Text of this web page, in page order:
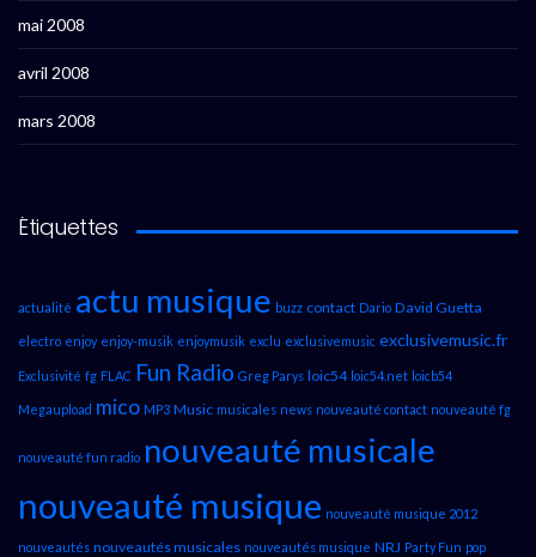
mai 2008
avril 2008
mars 2008
Étiquettes
actualité actu musique buzz contact Dario David Guetta
electro enjoy enjoy-musik enjoymusik exclu exclusivemusic exclusivemusic.fr
Exclusivité fg FLAC Fun Radio Greg Parys loic54 loic54.net loicb54
Megaupload mico MP3 Music musicales news nouveauté contact nouveauté fg
nouveauté fun radio nouveauté musicale
nouveauté musique nouveauté musique 2012
nouveautés nouveautés musicales nouveautés musique NRJ Party Fun pop